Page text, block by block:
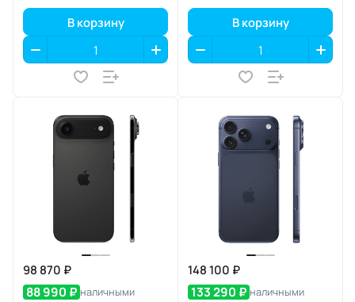
В корзину В корзину
98 870 ₽
88 990 ₽ наличными
148 100 ₽
133 290 ₽ наличными